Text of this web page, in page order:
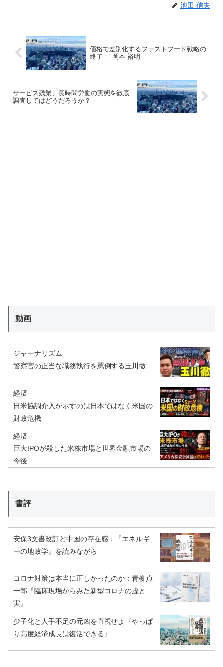
池田 信夫
価格で差別化するファストフード戦略の
終了 --- 岡本 裕明
サービス残業、長時間労働の実態を徹底
調査してはどうだろうか？
動画
ジャーナリズム
警察官の正当な職務執行を罵倒する玉川徹
経済
日米協調介入が示すのは日本ではなく米国の
財政危機
経済
巨大IPOが殺した米株市場と世界金融市場の
今後
書評
安保3文書改訂と中国の存在感：『エネルギ
ーの地政学』を読みながら
コロナ対策は本当に正しかったのか：青柳貞
一郎『臨床現場からみた新型コロナの虚と
実』
少子化と人手不足の元凶を直視せよ『やっぱ
り高度経済成長は復活できる』